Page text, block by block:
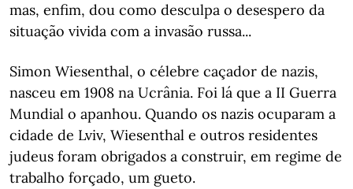
mas, enfim, dou como desculpa o desespero da
situação vivida com a invasão russa...
Simon Wiesenthal, o célebre caçador de nazis,
nasceu em 1908 na Ucrânia. Foi lá que a II Guerra
Mundial o apanhou. Quando os nazis ocuparam a
cidade de Lviv, Wiesenthal e outros residentes
judeus foram obrigados a construir, em regime de
trabalho forçado, um gueto.